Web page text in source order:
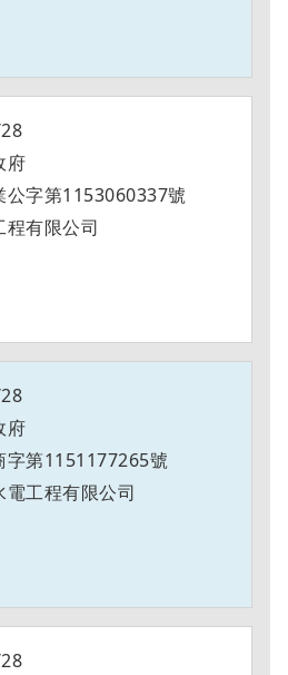
府
公字第1153060337號
程有限公司
府
字第1151177265號
電工程有限公司